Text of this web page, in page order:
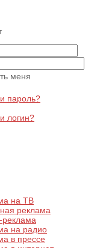
меня
пароль?
логин?
на ТВ
реклама
реклама
на радио
в прессе